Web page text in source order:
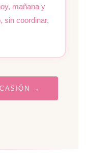
mañana y
sin coordinar,
→